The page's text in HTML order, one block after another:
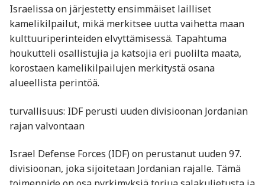
Israelissa on järjestetty ensimmäiset lailliset
kamelikilpailut, mikä merkitsee uutta vaihetta maan
kulttuuriperinteiden elvyttämisessä. Tapahtuma
houkutteli osallistujia ja katsojia eri puolilta maata,
korostaen kamelikilpailujen merkitystä osana
alueellista perintöä.
turvallisuus: IDF perusti uuden divisioonan Jordanian
rajan valvontaan
Israel Defense Forces (IDF) on perustanut uuden 97.
divisioonan, joka sijoitetaan Jordanian rajalle. Tämä